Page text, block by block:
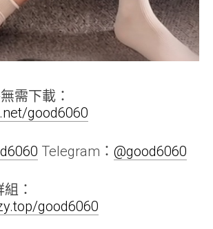
需下載：
good6060
Telegram： @good6060
：
good6060